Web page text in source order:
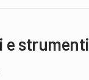
e strumenti